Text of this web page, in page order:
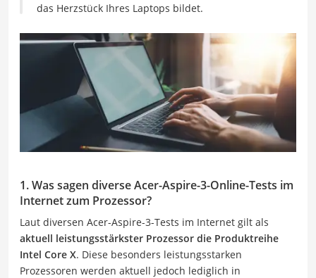
das Herzstück Ihres Laptops bildet.
1. Was sagen diverse Acer-Aspire-3-Online-Tests im
Internet zum Prozessor?
Laut diversen Acer-Aspire-3-Tests im Internet gilt als
aktuell leistungsstärkster Prozessor die Produktreihe
Intel Core X. Diese besonders leistungsstarken
Prozessoren werden aktuell jedoch lediglich in